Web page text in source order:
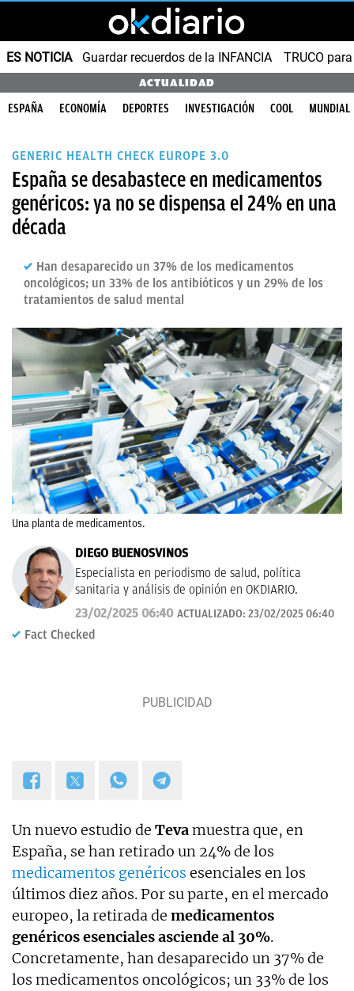
ES NOTICIA Guardar recuerdos de la INFANCIA TRUCO
ACTUALIDAD
ESPAÑA ECONOMÍA DEPORTES INVESTIGACIÓN COOL MUNDIAL
GENERIC HEALTH CHECK EUROPE 3.0
España se desabastece en medicamentos
genéricos: ya no se dispensa el 24% en una
década
Han desaparecido un 37% de los medicamentos
oncológicos; un 33% de los antibióticos y un 29% de los
tratamientos de salud mental
Una planta de medicamentos.
DIEGO BUENOSVINOS
Especialista en periodismo de salud, política
sanitaria y análisis de opinión en OKDIARIO.
23/02/2025 06:40 ACTUALIZADO: 23/02/2025 06:40
Fact Checked
Un nuevo estudio de Tevamuestra que, en
España, se han retirado un 24% de los
medicamentos genéricos esenciales en los
últimos diez años. Por su parte, en el mercado
europeo, la retirada de medicamentos
genéricos esenciales asciende al 30%.
Concretamente, han desaparecido un 37% de
los medicamentos oncológicos; un 33% de los